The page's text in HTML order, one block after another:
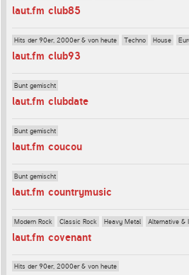
laut.fm club85
Hits der 90er, 2000er & von heute Techno House
laut.fm club93
Bunt gemischt
laut.fm clubdate
Bunt gemischt
laut.fm coucou
Bunt gemischt
laut.fm countrymusic
Modern Rock Classic Rock Heavy Metal Alternative &
laut.fm covenant
Hits der 90er, 2000er & von heute